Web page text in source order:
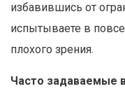
избавившись от
испытываете в
плохого зрения.
Часто задаваемые